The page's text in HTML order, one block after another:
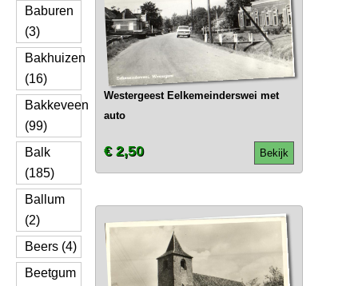
Baburen
(3)
Bakhuizen
(16)
Bakkeveen
(99)
Balk
(185)
Ballum
(2)
Beers (4)
Beetgum
Westergeest Eelkemeinderswei met
auto
Bekijk
€ 2,50